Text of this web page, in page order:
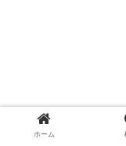
ホーム